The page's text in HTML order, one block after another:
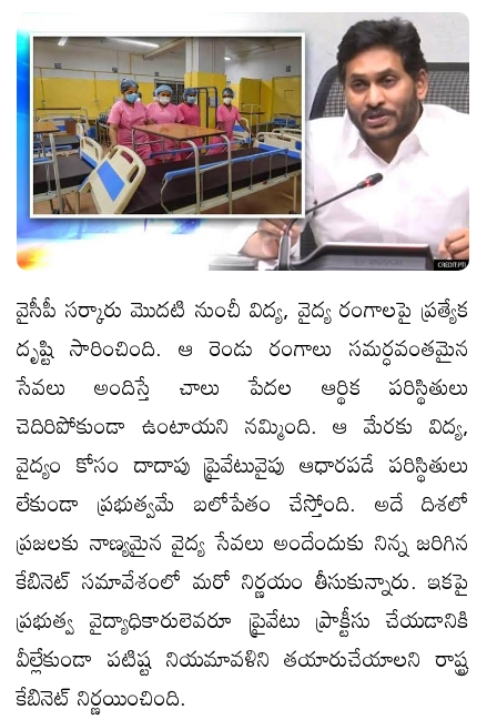
వైసీపీ సర్కారు మొదటి నుంచీ విద్య, వైద్య రంగాలపై ప్రత్యేక
దృష్టి సారించింది. ఆ రెండు రంగాలు సమర్ధవంతమైన
సేవలు అందిస్తే చాలు పేదల ఆర్థిక పరిస్థితులు
చెదిరిపోకుండా ఉంటాయని నమ్మింది. ఆ మేరకు విద్య,
వైద్యం కోసం దాదాపు ప్రైవేటువైపు ఆధారపడే పరిస్థితులు
లేకుండా ప్రభుత్వమే బలోపేతం చేస్తోంది. అదే దిశలో
ప్రజలకు నాణ్యమైన వైద్య సేవలు అందేందుకు నిన్న జరిగిన
కేబినెట్‌ సమావేశంలో మరో నిర్ణయం తీసుకున్నారు. ఇకపై
ప్రభుత్వ వైద్యాధికారులెవరూ ప్రైవేటు ప్రాక్టీసు చేయడానికి
వీల్లేకుండా పటిష్ట నియమావళిని తయారుచేయాలని రాష్ట్ర
కేబినెట్‌ నిర్ణయించింది.